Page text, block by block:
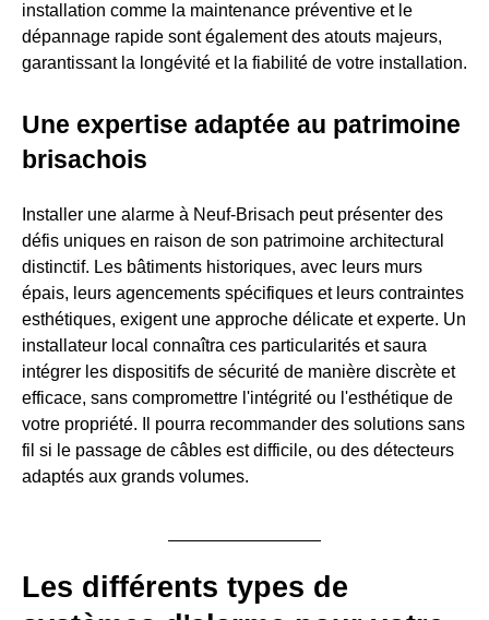
installation comme la maintenance préventive et le
dépannage rapide sont également des atouts majeurs,
garantissant la longévité et la fiabilité de votre installation.
Une expertise adaptée au patrimoine
brisachois
Installer une alarme à Neuf-Brisach peut présenter des
défis uniques en raison de son patrimoine architectural
distinctif. Les bâtiments historiques, avec leurs murs
épais, leurs agencements spécifiques et leurs contraintes
esthétiques, exigent une approche délicate et experte. Un
installateur local connaîtra ces particularités et saura
intégrer les dispositifs de sécurité de manière discrète et
efficace, sans compromettre l'intégrité ou l'esthétique de
votre propriété. Il pourra recommander des solutions sans
fil si le passage de câbles est difficile, ou des détecteurs
adaptés aux grands volumes.
Les différents types de